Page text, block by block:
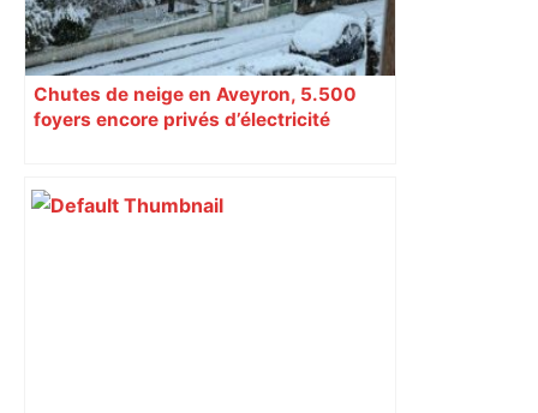
Chutes de neige en Aveyron, 5.500
foyers encore privés d’électricité